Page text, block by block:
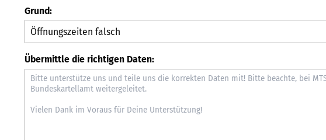
Grund:
Übermittle die richtigen Daten: